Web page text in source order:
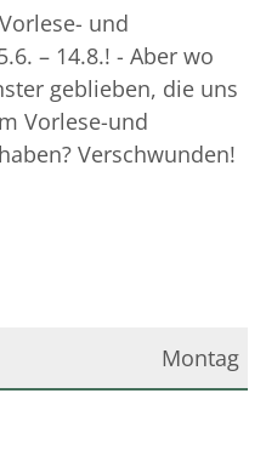
und
– 14.8.! - Aber wo
geblieben, die uns
Vorlese-und
Verschwunden!
Montag